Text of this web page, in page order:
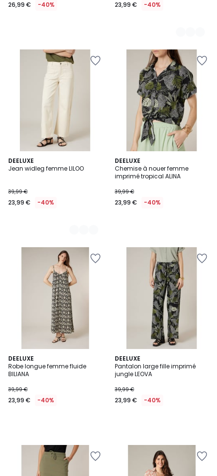
26,99 € -40% 23,99 € -40%
DEELUXE
Jean widleg femme LILOO
39,99 €
23,99 € -40%
4
Couleurs
DEELUXE
Chemise à nouer femme
imprimé tropical ALINA
39,99 €
23,99 € -40%
DEELUXE
Robe longue femme fluide
BILIANA
39,99 €
23,99 € -40%
DEELUXE
Pantalon large fille imprimé
jungle LEOVA
39,99 €
23,99 € -40%